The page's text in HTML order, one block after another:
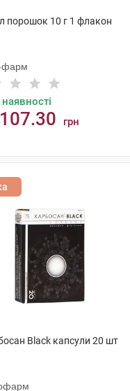
порошок 10 г 1 флакон
фарм
107.30 грн
Black капсули 20 шт